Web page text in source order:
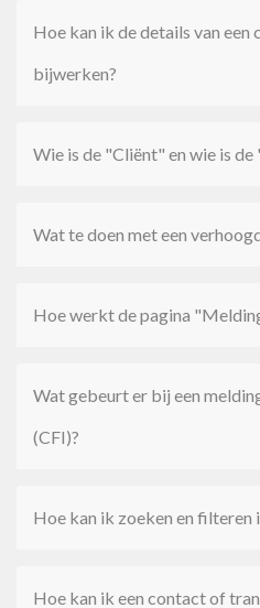
Hoe kan ik de details van
bijwerken?
Wie is de "Cliënt" en wie is
Wat te doen met een
Hoe werkt de pagina
Wat gebeurt er bij een
(CFI)?
Hoe kan ik zoeken en filteren
Hoe kan ik een contact of